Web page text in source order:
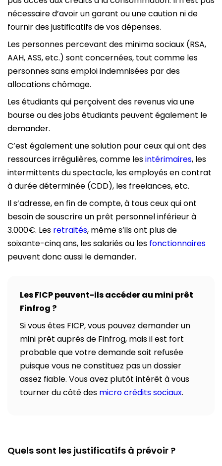
nécessaire d’avoir un garant ou une caution ni de
fournir des justificatifs de vos dépenses.
Les personnes percevant des minima sociaux (RSA,
AAH, ASS, etc.) sont concernées, tout comme les
personnes sans emploi indemnisées par des
allocations chômage.
Les étudiants qui perçoivent des revenus via une
bourse ou des jobs étudiants peuvent également le
demander.
C’est également une solution pour ceux qui ont des
ressources irrégulières, comme lesintérimaires, les
intermittents du spectacle, les employés en contrat
à durée déterminée (CDD), les freelances, etc.
Il s’adresse, en fin de compte, à tous ceux qui ont
besoin de souscrire un prêt personnel inférieur à
3.000€. Les retraités, même s’ils ont plus de
soixante-cinq ans, les salariés ou les fonctionnaires
peuvent donc aussi le demander.
Les FICP peuvent-ils accéder au mini prêt
Finfrog ?
Si vous êtes FICP, vous pouvez demander un
mini prêt auprès de Finfrog, mais il est fort
probable que votre demande soit refusée
puisque vous ne constituez pas un dossier
assez fiable. Vous avez plutôt intérêt à vous
tourner du côté des micro crédits sociaux.
Quels sont les justificatifs à prévoir ?